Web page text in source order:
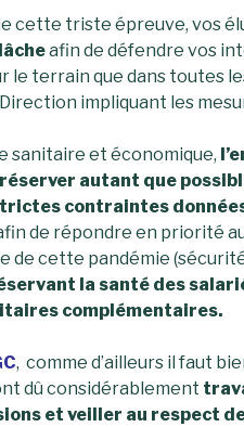
cette triste épreuve, vos
afin de défendre vos
le terrain que dans toutes
impliquant les
sanitaire et économique,
autant que
contraintes
de répondre en priorité
de cette pandémie
la santé des
complémentaires.
, comme d’ailleurs il faut
dû considérablement
et veiller au respect